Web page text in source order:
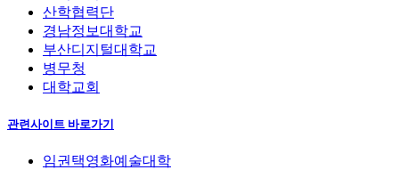
산학협력단
경남정보대학교
부산디지털대학교
병무청
대학교회
관련사이트 바로가기
임권택영화예술대학